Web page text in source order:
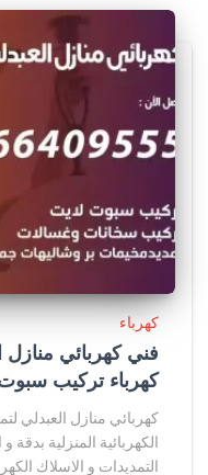
كهرباء
كهرباء تركيب
كهربائي منازل العبدلي
الكهربائية المنزلية
التمديدات و الاسلاك